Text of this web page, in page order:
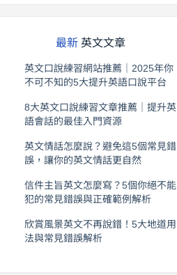
最新英文文章
英文口說練習網站推薦｜2025年你
不可不知的5大提升英語口說平台
8大英文口說練習文章推薦｜提升英
語會話的最佳入門資源
英文情話怎麼說？避免這5個常見錯
誤，讓你的英文情話更自然
信件主旨英文怎麼寫？5個你絕不能
犯的常見錯誤與正確範例解析
欣賞風景英文不再說錯！5大地道用
法與常見錯誤解析